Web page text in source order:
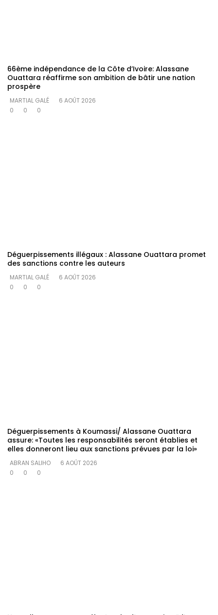
66ème indépendance de la Côte d’Ivoire: Alassane
Ouattara réaffirme son ambition de bâtir une nation
prospère
MARTIAL GALÉ
6 AOÛT 2026
0
0 0
Déguerpissements illégaux : Alassane Ouattara promet
des sanctions contre les auteurs
MARTIAL GALÉ
6 AOÛT 2026
0
0 0
Déguerpissements à Koumassi/ Alassane Ouattara
assure: «Toutes les responsabilités seront établies et
elles donneront lieu aux sanctions prévues par la loi»
ABRAN SALIHO
6 AOÛT 2026
0
0 0